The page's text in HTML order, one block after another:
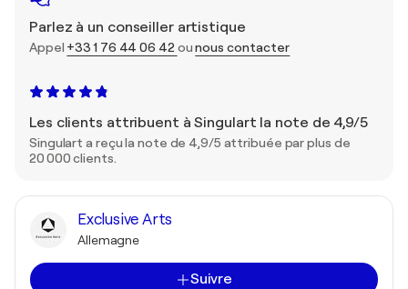
Parlez à un conseiller artistique
Appel +33 1 76 44 06 42 ounous contacter
Les clients attribuent à Singulart la note de 4,9/5
Singulart a reçu la note de 4,9/5 attribuée par plus de
20 000 clients.
Exclusive Arts
Allemagne
Suivre